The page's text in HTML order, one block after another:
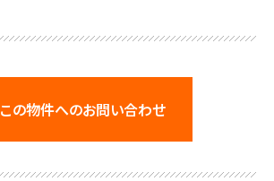
この物件へのお問い合わせ